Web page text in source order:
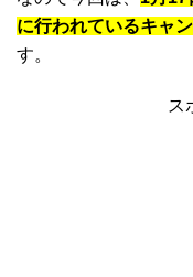
に行われているキャ
す。
ス